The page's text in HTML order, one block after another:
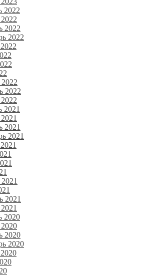
2022
2022
2022
2022
2021
2021
2021
2021
2020
2020
2020